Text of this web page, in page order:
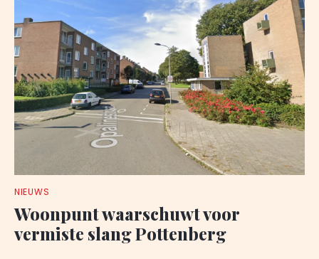
NIEUWS
Woonpunt waarschuwt voor
vermiste slang Pottenberg